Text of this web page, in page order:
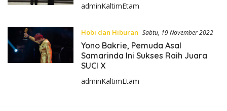
adminKaltimEtam
Hobi dan Hiburan Sabtu, 19 November 2022
Yono Bakrie, Pemuda Asal
Samarinda Ini Sukses Raih Juara
SUCI X
adminKaltimEtam